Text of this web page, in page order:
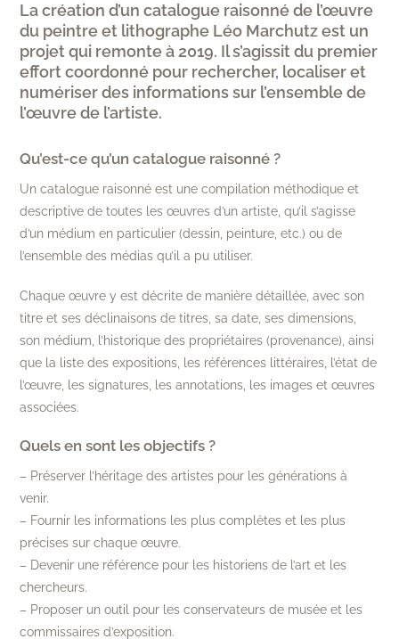
La création d’un catalogue raisonné de l’œuvre
du peintre et lithographe Léo Marchutz est un
projet qui remonte à 2019. Il s’agissit du premier
effort coordonné pour rechercher, localiser et
numériser des informations sur l’ensemble de
l’œuvre de l’artiste.
Qu’est-ce qu’un catalogue raisonné ?
Un catalogue raisonné est une compilation méthodique et
descriptive de toutes les œuvres d’un artiste, qu’il s’agisse
d’un médium en particulier (dessin, peinture, etc.) ou de
l’ensemble des médias qu’il a pu utiliser.
Chaque œuvre y est décrite de manière détaillée, avec son
titre et ses déclinaisons de titres, sa date, ses dimensions,
son médium, l’historique des propriétaires (provenance), ainsi
que la liste des expositions, les références littéraires, l’état de
l’œuvre, les signatures, les annotations, les images et œuvres
associées.
Quels en sont les objectifs ?
– Préserver l’héritage des artistes pour les générations à
venir.
– Fournir les informations les plus complètes et les plus
précises sur chaque œuvre.
– Devenir une référence pour les historiens de l’art et les
chercheurs.
– Proposer un outil pour les conservateurs de musée et les
commissaires d’exposition.